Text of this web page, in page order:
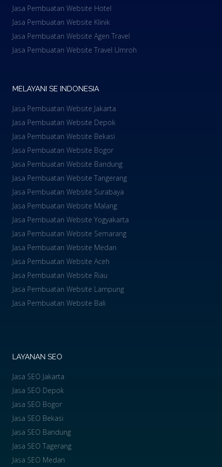
Jasa Pembuatan Website Hotel
Jasa Pembuatan Website Klinik
Jasa Pembuatan Website Agen Travel
Jasa Pembuatan Website Travel Umroh
MELAYANI SE INDONESIA
Jasa Pembuatan Website Jakarta
Jasa Pembuatan Website Depok
Jasa Pembuatan Website Bekasi
Jasa Pembuatan Website Bogor
Jasa Pembuatan Website Bandung
Jasa Pembuatan Website Tangerang
Jasa Pembuatan Website Surabaya
Jasa Pembuatan Website Malang
Jasa Pembuatan Website Yogyakarta
Jasa Pembuatan Website Semarang
Jasa Pembuatan Website Medan
Jasa Pembuatan Website Aceh
Jasa Pembuatan Website Riau
Jasa Pembuatan Website Lampung
Jasa Pembuatan Website Bali
LAYANAN SEO
Jasa SEO Jakarta
Jasa SEO Depok
Jasa SEO Bogor
Jasa SEO Bekasi
Jasa SEO Bandung
Jasa SEO Tagerang
Jasa SEO Medan